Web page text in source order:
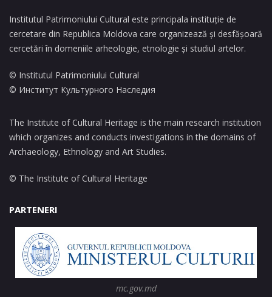
Institutul Patrimoniului Cultural este principala instituție de
cercetare din Republica Moldova care organizează și desfășoară
cercetări în domeniile arheologie, etnologie și studiul artelor.
© Institutul Patrimoniului Cultural
© Институт Культурного Наследия
The Institute of Cultural Heritage is the main research institution
which organizes and conducts investigations in the domains of
Archaeology, Ethnology and Art Studies.
© The Institute of Cultural Heritage
PARTENERI
mc.gov.md